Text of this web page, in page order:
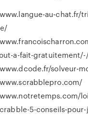
au-chat.fr/
a-fait-
solveur-
5-conseils-